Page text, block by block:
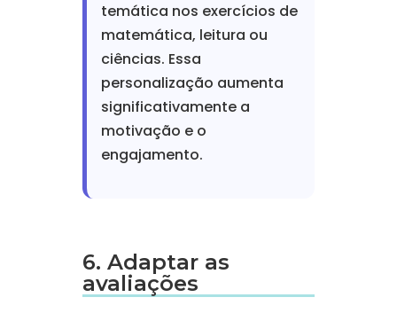
temática nos exercícios de
matemática, leitura ou
ciências. Essa
personalização aumenta
significativamente a
motivação e o
engajamento.
6. Adaptar as
avaliações